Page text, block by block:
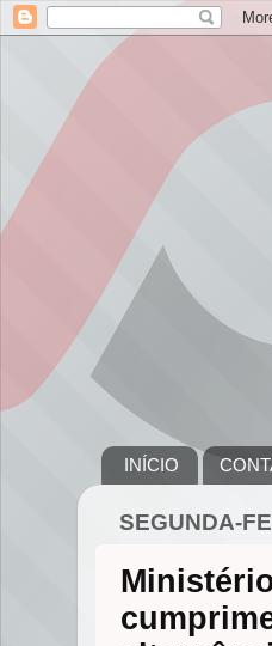
INÍCIO
SEGUNDA-